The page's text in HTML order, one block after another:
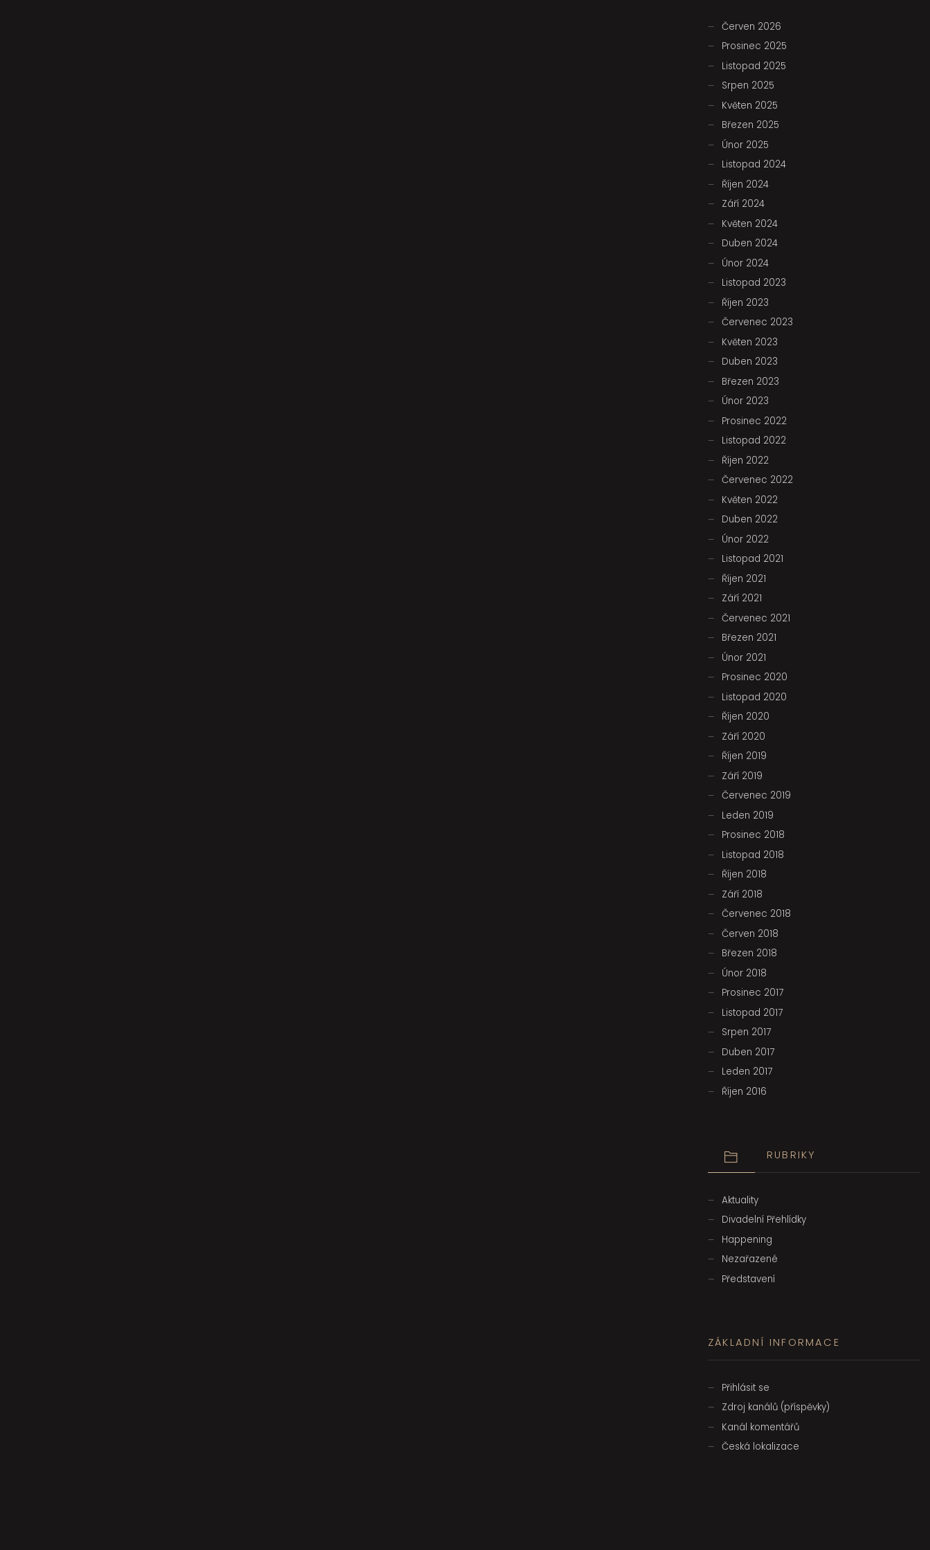
Červen 2026
Prosinec 2025
Listopad 2025
Srpen 2025
Květen 2025
Březen 2025
Únor 2025
Listopad 2024
Říjen 2024
Září 2024
Květen 2024
Duben 2024
Únor 2024
Listopad 2023
Říjen 2023
Červenec 2023
Květen 2023
Duben 2023
Březen 2023
Únor 2023
Prosinec 2022
Listopad 2022
Říjen 2022
Červenec 2022
Květen 2022
Duben 2022
Únor 2022
Listopad 2021
Říjen 2021
Září 2021
Červenec 2021
Březen 2021
Únor 2021
Prosinec 2020
Listopad 2020
Říjen 2020
Září 2020
Říjen 2019
Září 2019
Červenec 2019
Leden 2019
Prosinec 2018
Listopad 2018
Říjen 2018
Září 2018
Červenec 2018
Červen 2018
Březen 2018
Únor 2018
Prosinec 2017
Listopad 2017
Srpen 2017
Duben 2017
Leden 2017
Říjen 2016
RUBRIKY
Aktuality
Divadelní Přehlídky
Happening
Nezařazené
Představení
ZÁKLADNÍ INFORMACE
Přihlásit se
Zdroj kanálů (příspěvky)
Kanál komentářů
Česká lokalizace